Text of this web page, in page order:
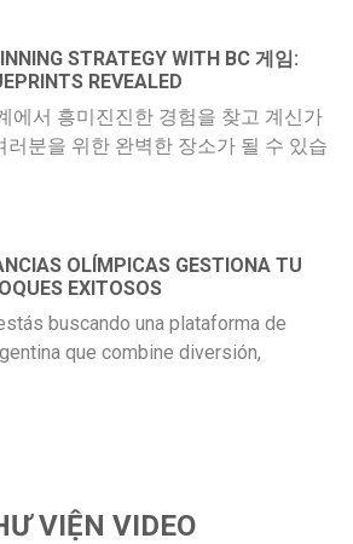
aventura verdaderamente
aquí para guiarte […]
STRATEGY WITH BC 게임:
REVEALED
에서 흥미진진한 경험을 찾고 계신가
러분을 위한 완벽한 장소가 될 수 있습
순한 온라인 카지노를 넘어, 암호화폐
in https://shebeach.co.kr, this is
for enjoying casino games […]
OLÍMPICAS GESTIONA TU
EXITOSOS
buscando una plataforma de
que combine diversión,
adaptada a tus necesidades, ¡
VIỆN VIDEO